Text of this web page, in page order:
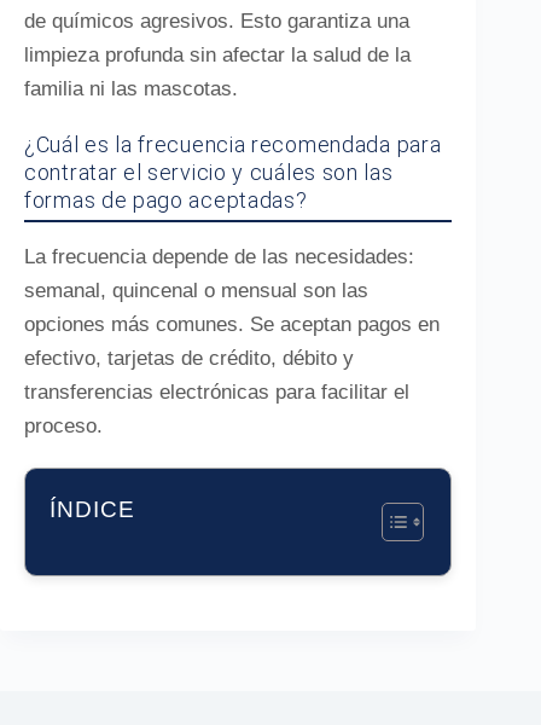
de químicos agresivos. Esto garantiza una
limpieza profunda sin afectar la salud de la
familia ni las mascotas.
¿Cuál es la frecuencia recomendada para
contratar el servicio y cuáles son las
formas de pago aceptadas?
La frecuencia depende de las necesidades:
semanal, quincenal o mensual son las
opciones más comunes. Se aceptan pagos en
efectivo, tarjetas de crédito, débito y
transferencias electrónicas para facilitar el
proceso.
ÍNDICE